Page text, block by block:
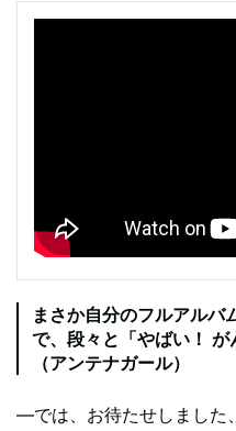
まさか自分のフルアルバ
で、段々と「やばい！ が
（アンテナガール）
―では、お待たせしました